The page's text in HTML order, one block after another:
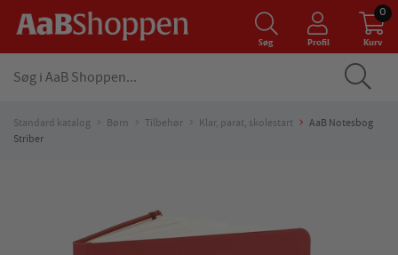
Søg Profil Kurv
0
Standard katalog Børn Tilbehør Klar, parat, skolestart
AaB Notesbog
Striber